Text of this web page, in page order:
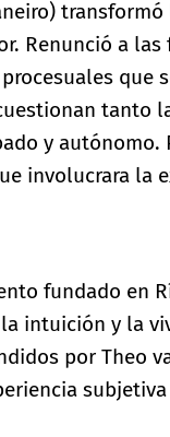
Renunció a
que
tanto
y autónomo.
involucrara la
fundado en
intuición y la
por Theo